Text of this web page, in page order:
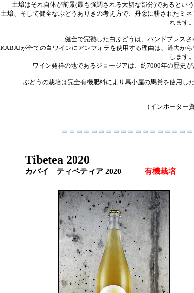
土壌はそれ自体が前景(最も強調される大切な部分)であるとい
土壌、そして健全なぶどうありきの考え方で、丹念に耕されたミ
れます。
健全で完熟した白ぶどうは、ハンドプレスさ
KABAJが全ての白ワインにアンフォラを使用する理由は、過去か
します。
ワイン発祥の地であるジョージアは、約7000年の歴史
ぶどうの栽培は完全有機肥料により馬小屋の馬糞を使用し
（インポーター
Tibetea 2020
カバイ ティベティア 2020 有機栽培